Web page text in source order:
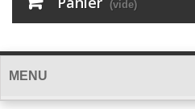
(vide)
MENU